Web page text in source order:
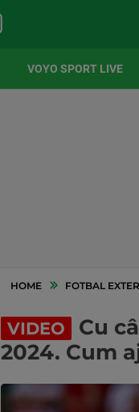
VOYO SPORT LIVE
HOME FOTBAL
VIDEO
Cu
2024. Cum